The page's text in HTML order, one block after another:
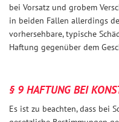
bei Vorsatz und grobem
in beiden Fällen allerdings
vorhersehbare, typische
Haftung gegenüber dem
§ 9 HAFTUNG BEI
Es ist zu beachten, dass bei